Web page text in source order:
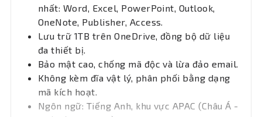
nhất: Word, Excel, PowerPoint, Outlook,
OneNote, Publisher, Access.
Lưu trữ 1TB trên OneDrive, đồng bộ dữ liệu
đa thiết bị.
Bảo mật cao, chống mã độc và lừa đảo email.
Không kèm đĩa vật lý, phân phối bằng dạng
mã kích hoạt.
Ngôn ngữ: Tiếng Anh, khu vực APAC (Châu Á -